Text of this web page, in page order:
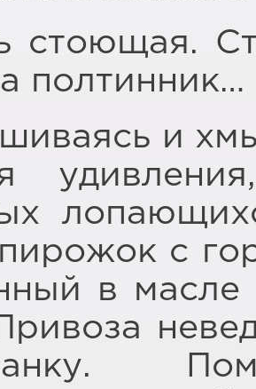
стоющая.
полтинник…
и
с
в